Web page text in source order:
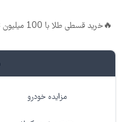
🔥خرید قسطی طلا با 100 میلیون تومان وام فوری🔥
مزایده خودرو